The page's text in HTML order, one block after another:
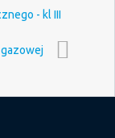
- kl III